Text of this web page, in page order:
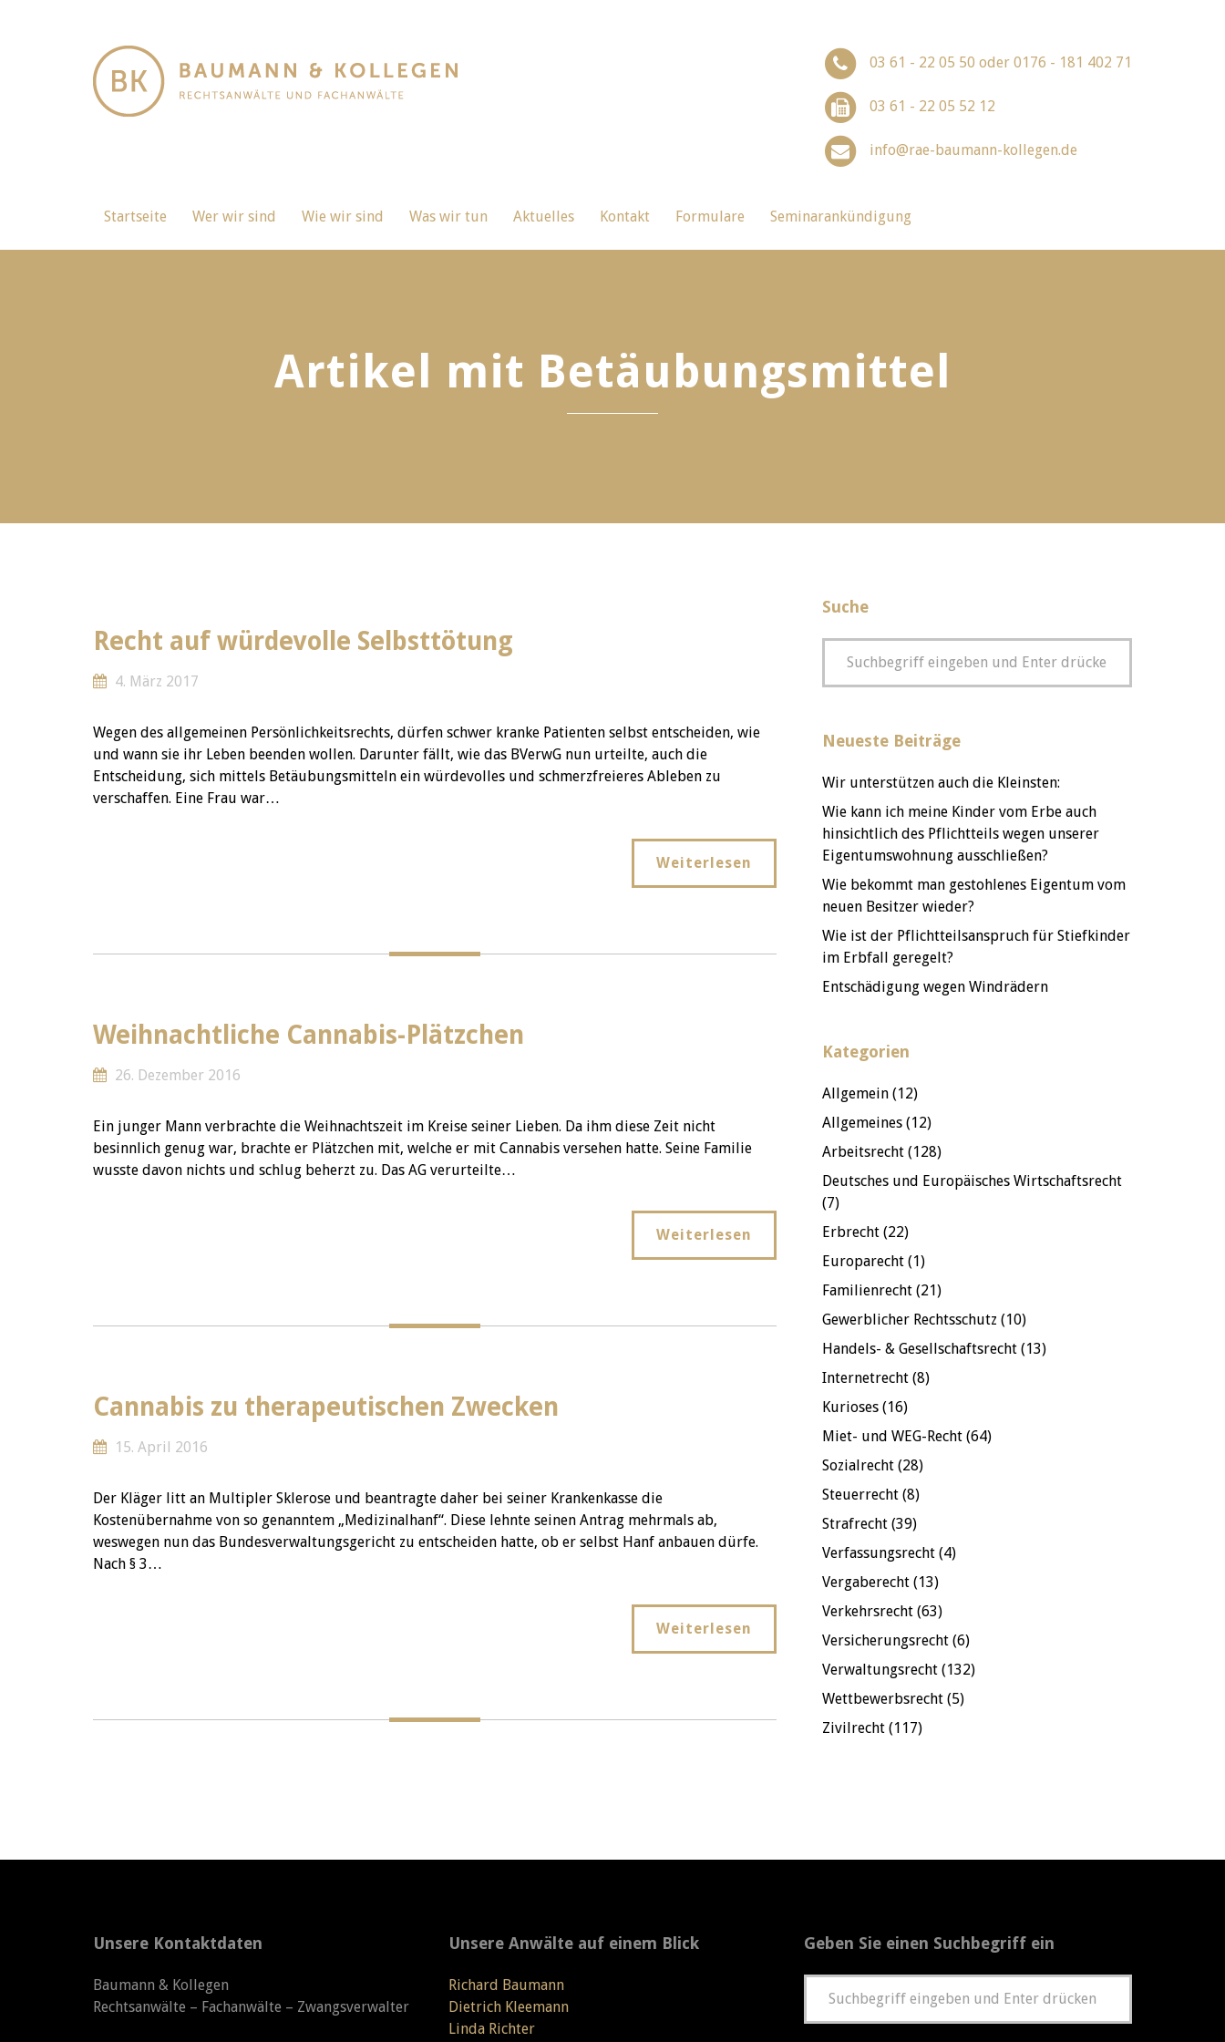
03 61 - 22 05 50 oder 0176 - 181 402 71
03 61 - 22 05 52 12
info@rae-baumann-kollegen.de
Startseite Wer wir sind Wie wir sind Was wir tun Aktuelles Kontakt Formulare Seminarankündigung
Artikel mit Betäubungsmittel
Recht auf würdevolle Selbsttötung
4. März 2017
Wegen des allgemeinen Persönlichkeitsrechts, dürfen schwer kranke Patienten selbst entscheiden, wie
und wann sie ihr Leben beenden wollen. Darunter fällt, wie das BVerwG nun urteilte, auch die
Entscheidung, sich mittels Betäubungsmitteln ein würdevolles und schmerzfreieres Ableben zu
verschaffen. Eine Frau war…
Weiterlesen
Weihnachtliche Cannabis-Plätzchen
26. Dezember 2016
Ein junger Mann verbrachte die Weihnachtszeit im Kreise seiner Lieben. Da ihm diese Zeit nicht
besinnlich genug war, brachte er Plätzchen mit, welche er mit Cannabis versehen hatte. Seine Familie
wusste davon nichts und schlug beherzt zu. Das AG verurteilte…
Weiterlesen
Cannabis zu therapeutischen Zwecken
15. April 2016
Der Kläger litt an Multipler Sklerose und beantragte daher bei seiner Krankenkasse die
Kostenübernahme von so genanntem „Medizinalhanf“. Diese lehnte seinen Antrag mehrmals ab,
weswegen nun das Bundesverwaltungsgericht zu entscheiden hatte, ob er selbst Hanf anbauen dürfe.
Nach § 3…
Weiterlesen
Suche
Neueste Beiträge
Wir unterstützen auch die Kleinsten:
Wie kann ich meine Kinder vom Erbe auch
hinsichtlich des Pflichtteils wegen unserer
Eigentumswohnung ausschließen?
Wie bekommt man gestohlenes Eigentum vom
neuen Besitzer wieder?
Wie ist der Pflichtteilsanspruch für Stiefkinder
im Erbfall geregelt?
Entschädigung wegen Windrädern
Kategorien
Allgemein (12)
Allgemeines (12)
Arbeitsrecht (128)
Deutsches und Europäisches Wirtschaftsrecht
(7)
Erbrecht (22)
Europarecht (1)
Familienrecht (21)
Gewerblicher Rechtsschutz (10)
Handels- & Gesellschaftsrecht (13)
Internetrecht (8)
Kurioses (16)
Miet- und WEG-Recht (64)
Sozialrecht (28)
Steuerrecht (8)
Strafrecht (39)
Verfassungsrecht (4)
Vergaberecht (13)
Verkehrsrecht (63)
Versicherungsrecht (6)
Verwaltungsrecht (132)
Wettbewerbsrecht (5)
Zivilrecht (117)
Unsere Kontaktdaten
Baumann & Kollegen
Rechtsanwälte – Fachanwälte – Zwangsverwalter
Unsere Anwälte auf einem Blick
Richard Baumann
Dietrich Kleemann
Linda Richter
Geben Sie einen Suchbegriff ein